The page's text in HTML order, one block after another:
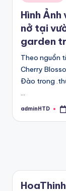
in
Hình
nở tại
garden
Theo nguồn
Cherry
Đào trong
…
Posted
adminHTD